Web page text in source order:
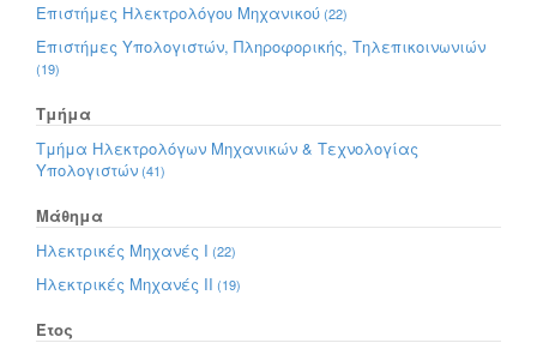
Επιστήμες Ηλεκτρολόγου Μηχανικού (22)
Επιστήμες Υπολογιστών, Πληροφορικής, Τηλεπικοινωνιών
(19)
Τμήμα
Τμήμα Ηλεκτρολόγων Μηχανικών & Τεχνολογίας
Υπολογιστών (41)
Μάθημα
Ηλεκτρικές Μηχανές Ι (22)
Ηλεκτρικές Μηχανές ΙΙ (19)
Έτος